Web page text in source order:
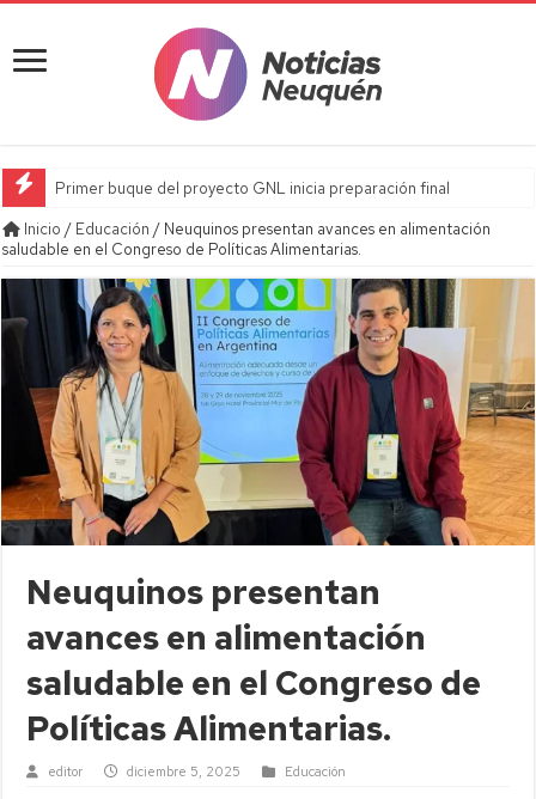
Primer buque del proyecto GNL inicia preparación final
Inicio / Educación / Neuquinos presentan avances en alimentación
saludable en el Congreso de Políticas Alimentarias.
Neuquinos presentan
avances en alimentación
saludable en el Congreso de
Políticas Alimentarias.
editor diciembre 5, 2025 Educación